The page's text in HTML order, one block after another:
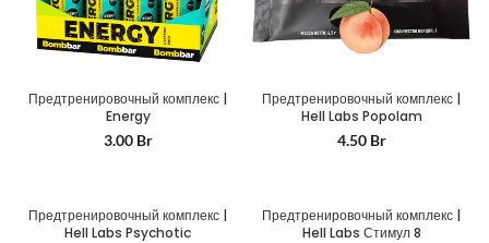
Предтренировочный комплекс |
Energy
3.00 Br
Предтренировочный комплекс |
Hell Labs Popolam
4.50 Br
Предтренировочный комплекс |
Hell Labs Psychotic
Предтренировочный комплекс |
Hell Labs Стимул 8